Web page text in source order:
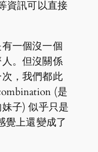
資訊可以直接
一個沒一個
。但沒關係
，我們都此
(是
子) 似乎只是
覺上還變成了